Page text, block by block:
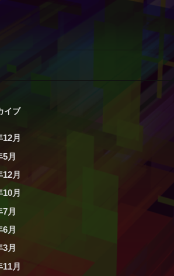
イブ
月
月
月
月
月
月
月
月